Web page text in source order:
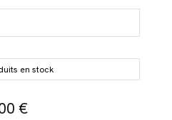
en stock
€